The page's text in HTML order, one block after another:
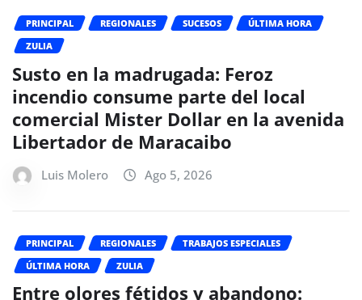
PRINCIPAL REGIONALES SUCESOS
ÚLTIMA HORA
ZULIA
Susto en la madrugada: Feroz
incendio consume parte del local
comercial Mister Dollar en la avenida
Libertador de Maracaibo
Luis Molero Ago 5, 2026
PRINCIPAL REGIONALES
TRABAJOS ESPECIALES
ÚLTIMA HORA
ZULIA
Entre olores fétidos y abandono: